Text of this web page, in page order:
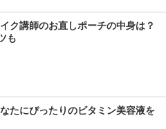
ク講師のお直しポーチの中身は？
も
たにぴったりのビタミン美容液を